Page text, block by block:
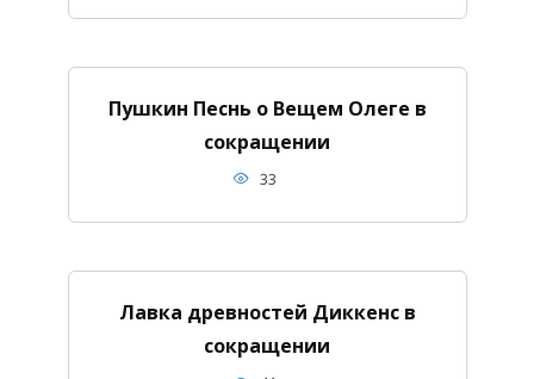
Пушкин Песнь о Вещем Олеге в
сокращении
33
Лавка древностей Диккенс в
сокращении